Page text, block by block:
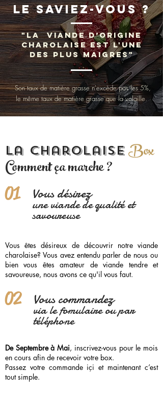
Le saviez-vous ?
"la viande d’origine
Charolaise est l'une
des plus maigres"
Son taux de matière grasse n'excède pas les 5%,
le même taux de matière grasse que la volaille.
La Charolaise Box
Comment ça marche ?
01 Vous désirez
une viande de qualité et
savoureuse
Vous êtes désireux de découvrir notre viande
charolaise? Vous avez entendu parler de nous ou
bien vous êtes amateur de viande tendre et
savoureuse, nous avons ce qu'il vous faut.
02 Vous commandez
via le fomulaire ou par
téléphone
De Septembre à Mai, inscrivez-vous pour le mois
en cours afin de recevoir votre box.
Passez votre commande içi et maintenant c’est
tout simple.